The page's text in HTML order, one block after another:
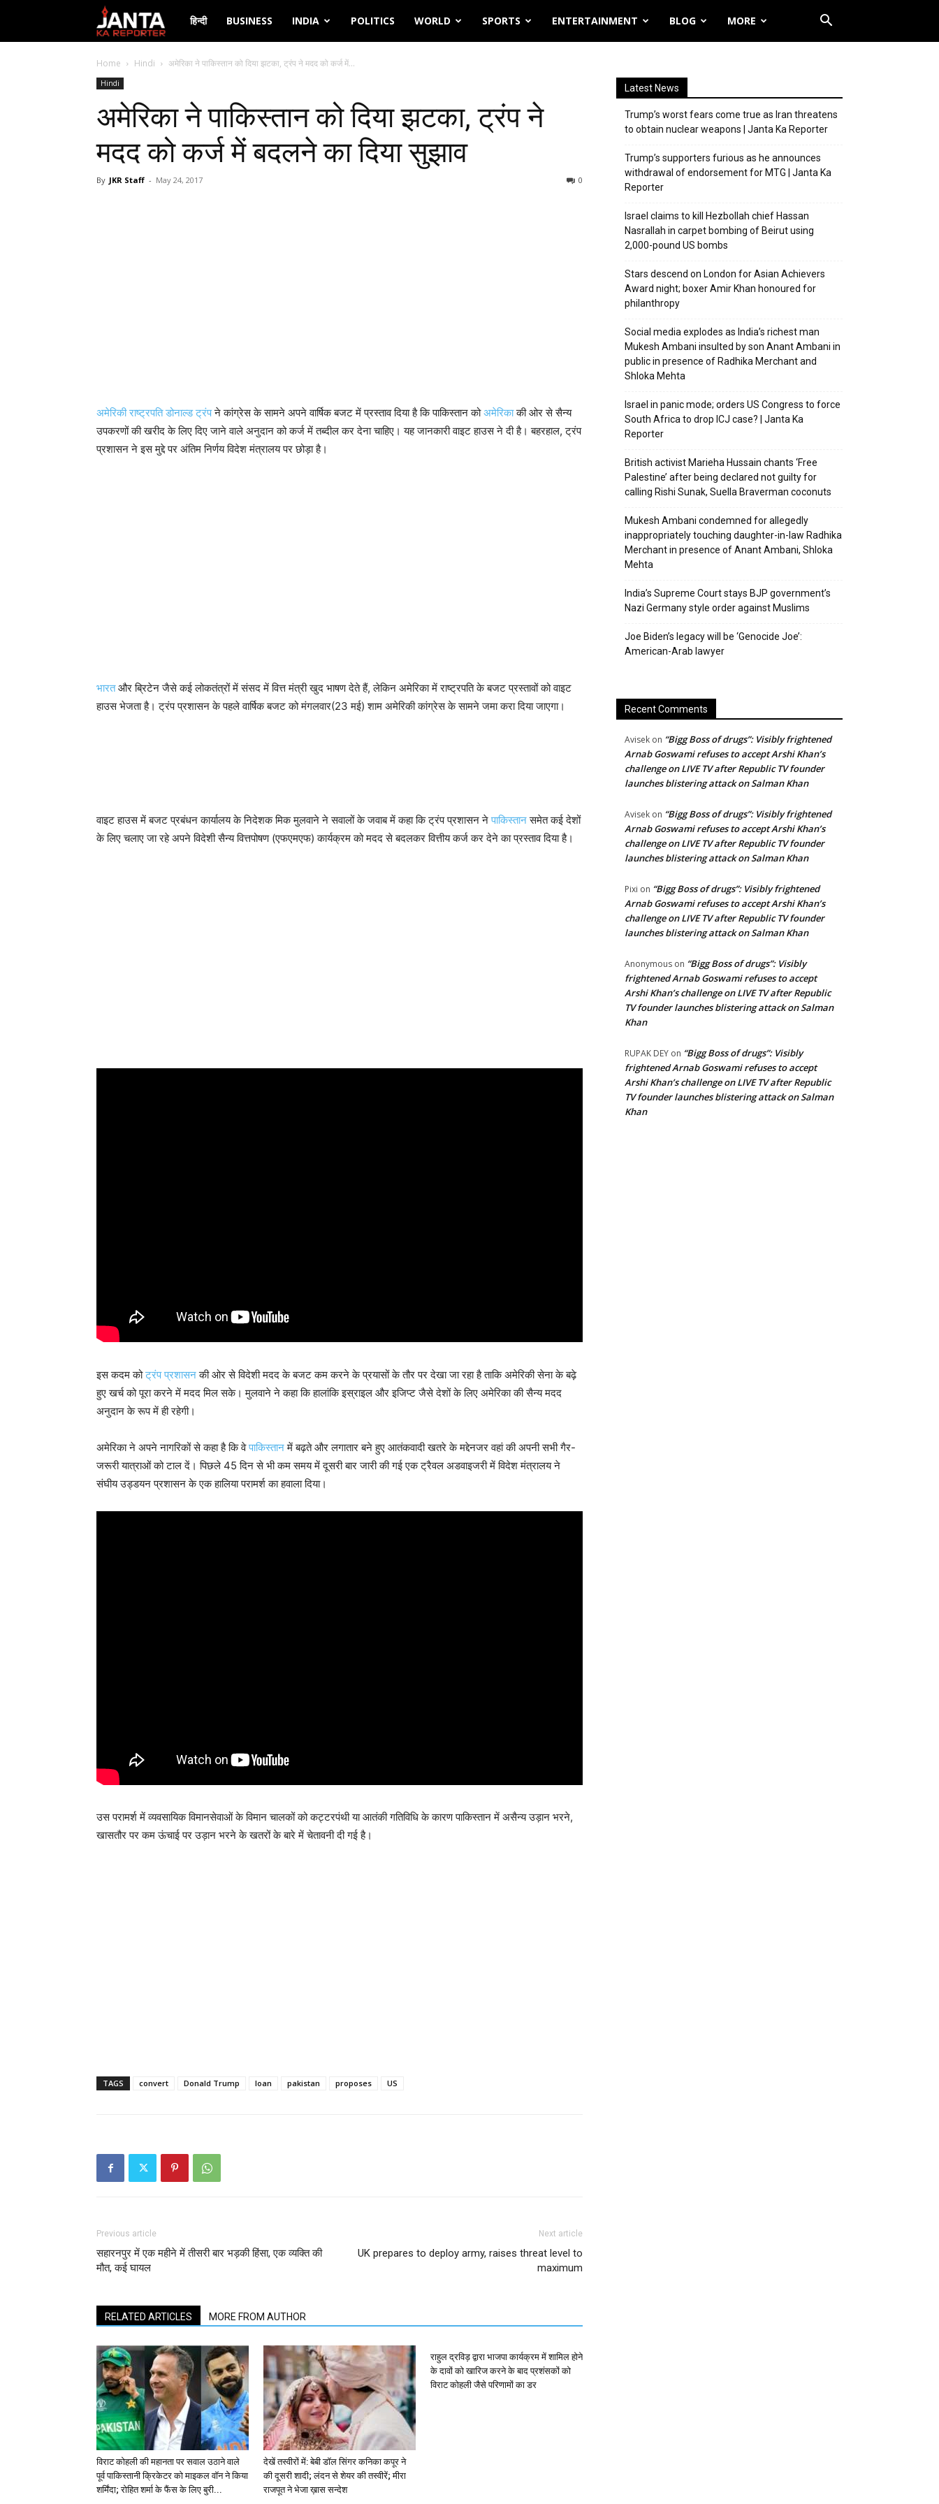
Janta
Ka
Reporter
हिन्दी BUSINESS INDIA POLITICS WORLD SPORTS ENTERTAINMENT BLOG MORE
Home Hindi अमेरिका ने पाकिस्तान को दिया झटका, ट्रंप ने मदद को कर्ज में...
Hindi
अमेरिका ने पाकिस्तान को दिया झटका, ट्रंप ने
मदद को कर्ज में बदलने का दिया सुझाव
By JKR Staff - May 24, 2017 0
अमेरिकी राष्ट्रपति डोनाल्ड ट्रंपने कांग्रेस के सामने अपने वार्षिक बजट में प्रस्ताव दिया है कि पाकिस्तान कोअमेरिकाकी ओर से सैन्य
उपकरणों की खरीद के लिए दिए जाने वाले अनुदान को कर्ज में तब्दील कर देना चाहिए। यह जानकारी वाइट हाउस ने दी है। बहरहाल, ट्रंप
प्रशासन ने इस मुद्दे पर अंतिम निर्णय विदेश मंत्रालय पर छोड़ा है।
भारतऔर ब्रिटेन जैसे कई लोकतंत्रों में संसद में वित्त मंत्री खुद भाषण देते हैं, लेकिन अमेरिका में राष्ट्रपति के बजट प्रस्तावों को वाइट
हाउस भेजता है। ट्रंप प्रशासन के पहले वार्षिक बजट को मंगलवार(23 मई) शाम अमेरिकी कांग्रेस के सामने जमा करा दिया जाएगा।
वाइट हाउस में बजट प्रबंधन कार्यालय के निदेशक मिक मुलवाने ने सवालों के जवाब में कहा कि ट्रंप प्रशासन नेपाकिस्तानसमेत कई देशों
के लिए चलाए जा रहे अपने विदेशी सैन्य वित्तपोषण (एफएमएफ) कार्यक्रम को मदद से बदलकर वित्तीय कर्ज कर देने का प्रस्ताव दिया है।
इस कदम कोट्रंप प्रशासनकी ओर से विदेशी मदद के बजट कम करने के प्रयासों के तौर पर देखा जा रहा है ताकि अमेरिकी सेना के बढ़े
हुए खर्च को पूरा करने में मदद मिल सके। मुलवाने ने कहा कि हालांकि इस्राइल और इजिप्ट जैसे देशों के लिए अमेरिका की सैन्य मदद
अनुदान के रूप में ही रहेगी।
अमेरिका ने अपने नागरिकों से कहा है कि वेपाकिस्तानमें बढ़ते और लगातार बने हुए आतंकवादी खतरे के मद्देनजर वहां की अपनी सभी गैर-
जरूरी यात्राओं को टाल दें। पिछले 45 दिन से भी कम समय में दूसरी बार जारी की गई एक ट्रैवल अडवाइजरी में विदेश मंत्रालय ने
संघीय उड्डयन प्रशासन के एक हालिया परामर्श का हवाला दिया।
उस परामर्श में व्यवसायिक विमानसेवाओं के विमान चालकों को कट्टरपंथी या आतंकी गतिविधि के कारण पाकिस्तान में असैन्य उड़ान भरने,
खासतौर पर कम ऊंचाई पर उड़ान भरने के खतरों के बारे में चेतावनी दी गई है।
TAGS convert Donald Trump loan pakistan proposes US
Previous article
सहारनपुर में एक महीने में तीसरी बार भड़की हिंसा, एक व्यक्ति की
मौत, कई घायल
Next article
UK prepares to deploy army, raises threat level to
maximum
RELATED ARTICLES MORE FROM AUTHOR
विराट कोहली की महानता पर सवाल उठाने वाले
पूर्व पाकिस्तानी क्रिकेटर को माइकल वॉन ने किया
शर्मिंदा; रोहित शर्मा के फैंस के लिए बुरी...
देखें तस्वीरों में: बेबी डॉल सिंगर कनिका कपूर ने
की दूसरी शादी; लंदन से शेयर की तस्वीरें; मीरा
राजपूत ने भेजा ख़ास सन्देश
राहुल द्रविड़ द्वारा भाजपा कार्यक्रम में शामिल होने
के दावों को खारिज करने के बाद प्रशंसकों को
विराट कोहली जैसे परिणामों का डर
Latest News
Trump’s worst fears come true as Iran threatens
to obtain nuclear weapons | Janta Ka Reporter
Trump’s supporters furious as he announces
withdrawal of endorsement for MTG | Janta Ka
Reporter
Israel claims to kill Hezbollah chief Hassan
Nasrallah in carpet bombing of Beirut using
2,000-pound US bombs
Stars descend on London for Asian Achievers
Award night; boxer Amir Khan honoured for
philanthropy
Social media explodes as India’s richest man
Mukesh Ambani insulted by son Anant Ambani in
public in presence of Radhika Merchant and
Shloka Mehta
Israel in panic mode; orders US Congress to force
South Africa to drop ICJ case? | Janta Ka
Reporter
British activist Marieha Hussain chants ‘Free
Palestine’ after being declared not guilty for
calling Rishi Sunak, Suella Braverman coconuts
Mukesh Ambani condemned for allegedly
inappropriately touching daughter-in-law Radhika
Merchant in presence of Anant Ambani, Shloka
Mehta
India’s Supreme Court stays BJP government’s
Nazi Germany style order against Muslims
Joe Biden’s legacy will be ‘Genocide Joe’:
American-Arab lawyer
Recent Comments
Avisek on “Bigg Boss of drugs”: Visibly frightened
Arnab Goswami refuses to accept Arshi Khan’s
challenge on LIVE TV after Republic TV founder
launches blistering attack on Salman Khan
Avisek on “Bigg Boss of drugs”: Visibly frightened
Arnab Goswami refuses to accept Arshi Khan’s
challenge on LIVE TV after Republic TV founder
launches blistering attack on Salman Khan
Pixi on “Bigg Boss of drugs”: Visibly frightened
Arnab Goswami refuses to accept Arshi Khan’s
challenge on LIVE TV after Republic TV founder
launches blistering attack on Salman Khan
Anonymous on “Bigg Boss of drugs”: Visibly
frightened Arnab Goswami refuses to accept
Arshi Khan’s challenge on LIVE TV after Republic
TV founder launches blistering attack on Salman
Khan
RUPAK DEY on “Bigg Boss of drugs”: Visibly
frightened Arnab Goswami refuses to accept
Arshi Khan’s challenge on LIVE TV after Republic
TV founder launches blistering attack on Salman
Khan